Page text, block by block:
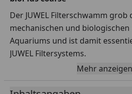
Der JUWEL Filterschwamm grob
mechanischen und
Aquariums und ist damit
JUWEL Filtersystems.
Die grobe Porenstruktur bietet
Oberfläche und gewährleistet
Mehr anzeigen